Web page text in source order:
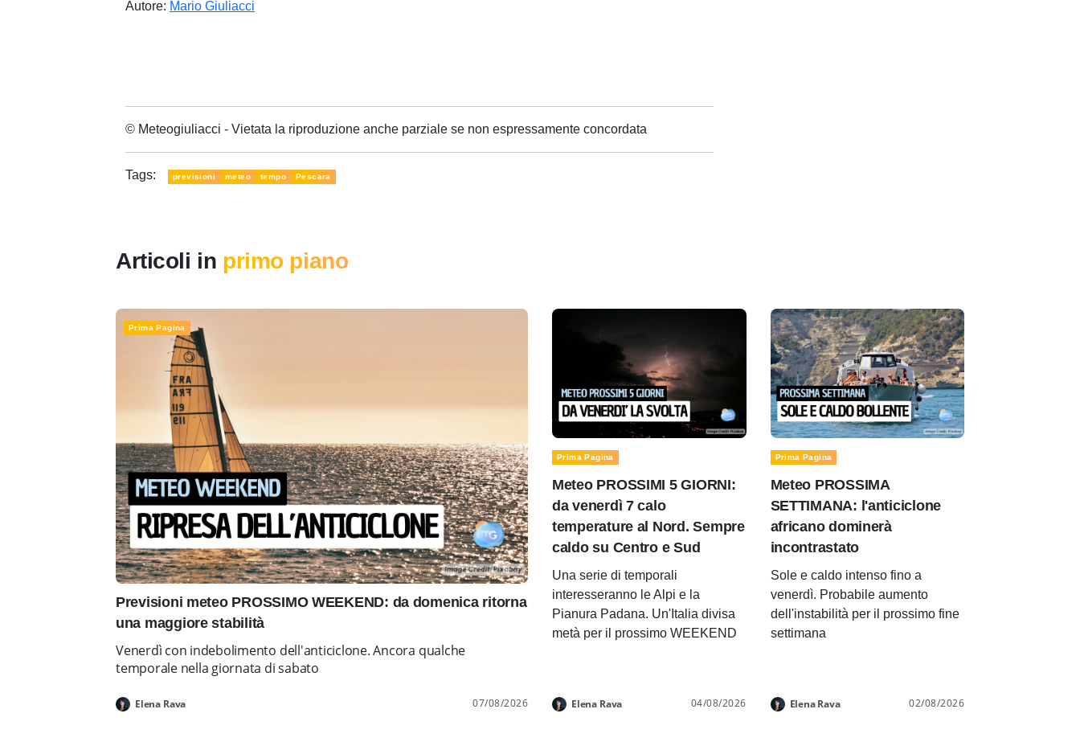
Autore: Mario Giuliacci
© Meteogiuliacci - Vietata la riproduzione anche parziale se non espressamente concordata
Tags: previsioni meteo tempo Pescara
Articoli in primo piano
Prima Pagina
Previsioni meteo PROSSIMO WEEKEND: da domenica ritorna
una maggiore stabilità
Venerdì con indebolimento dell'anticiclone. Ancora qualche
temporale nella giornata di sabato
Elena Rava 07/08/2026
Prima Pagina
Meteo PROSSIMI 5 GIORNI:
da venerdì 7 calo
temperature al Nord. Sempre
caldo su Centro e Sud
Una serie di temporali
interesseranno le Alpi e la
Pianura Padana. Un'Italia divisa
metà per il prossimo WEEKEND
Elena Rava 04/08/2026
Prima Pagina
Meteo PROSSIMA
SETTIMANA: l'anticiclone
africano dominerà
incontrastato
Sole e caldo intenso fino a
venerdì. Probabile aumento
dell'instabilità per il prossimo fine
settimana
Elena Rava 02/08/2026